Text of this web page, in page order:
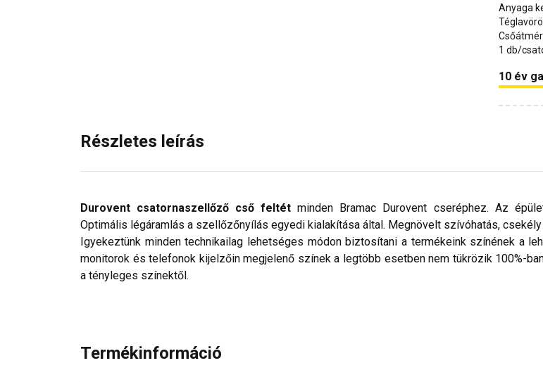
Anyaga
1 db/
10 év
Részletes leírás
Durovent csatornaszellőző cső feltétminden Bramac Durovent cseréphez. Az
Optimális légáramlás a szellőzőnyílás egyedi kialakítása által. Megnövelt szívóhatás,
Igyekeztünk minden technikailag lehetséges módon biztosítani a termékeink színének a
monitorok és telefonok kijelzőin megjelenő színek a legtöbb esetben nem tükrözik 100%-
a tényleges színektől.
Termékinformáció